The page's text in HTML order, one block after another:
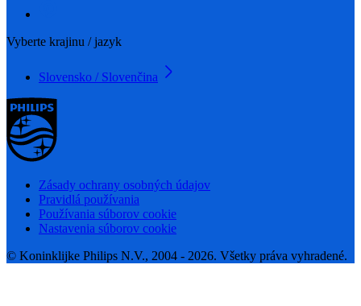
Vyberte krajinu / jazyk
Slovensko / Slovenčina
Zásady ochrany osobných údajov
Pravidlá používania
Používania súborov cookie
Nastavenia súborov cookie
© Koninklijke Philips N.V., 2004 - 2026. Všetky práva vyhradené.